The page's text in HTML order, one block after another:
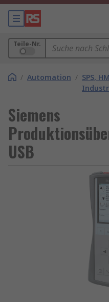
Teile-Nr.
/ Automation / SPS,
Siemens
USB